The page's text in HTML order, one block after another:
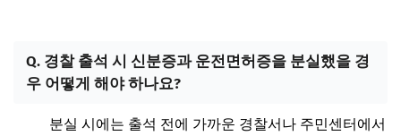
Q. 경찰 출석 시 신분증과 운전면허증을 분실했을 경
우 어떻게 해야 하나요?
분실 시에는 출석 전에 가까운 경찰서나 주민센터에서